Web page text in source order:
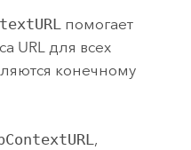
помогает
URL для всех
конечному
,